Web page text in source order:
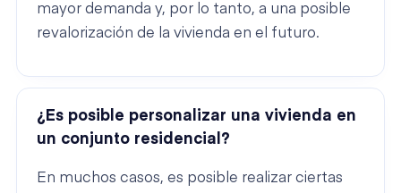
mayor demanda y, por lo tanto, a una posible
revalorización de la vivienda en el futuro.
¿Es posible personalizar una vivienda en
un conjunto residencial?
En muchos casos, es posible realizar ciertas